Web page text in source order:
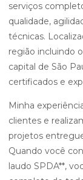
serviços
qualidade,
técnicas.
região incluindo
capital de São
certificados e
Minha
clientes e
projetos
Quando você
laudo SPDA**,